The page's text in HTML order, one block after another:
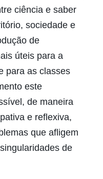
ciência e saber
sociedade e
de
úteis para a
para as classes
este
de maneira
e reflexiva,
que afligem
de